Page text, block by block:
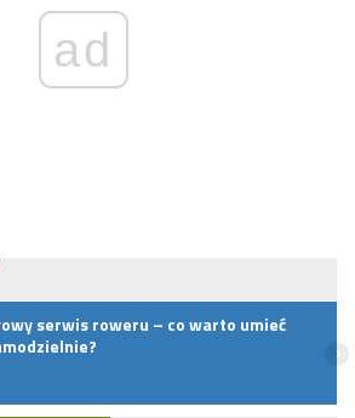
ad
serwis roweru – co warto umieć